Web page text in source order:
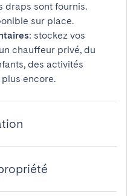
draps sont fournis.
sur place.
: stockez vos
chauffeur privé, du
des activités
encore.